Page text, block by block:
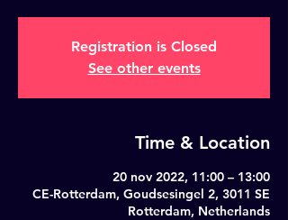
Registration is Closed
See other events
Time & Location
20 nov 2022, 11:00 – 13:00
CE-Rotterdam, Goudsesingel 2, 3011 SE
Rotterdam, Netherlands